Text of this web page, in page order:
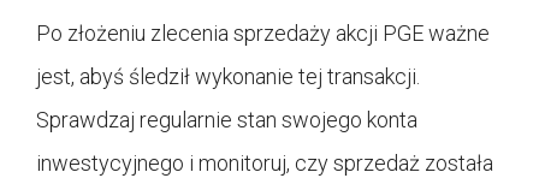
Po złożeniu zlecenia sprzedaży akcji PGE ważne
jest, abyś śledził wykonanie tej transakcji.
Sprawdzaj regularnie stan swojego konta
inwestycyjnego i monitoruj, czy sprzedaż została